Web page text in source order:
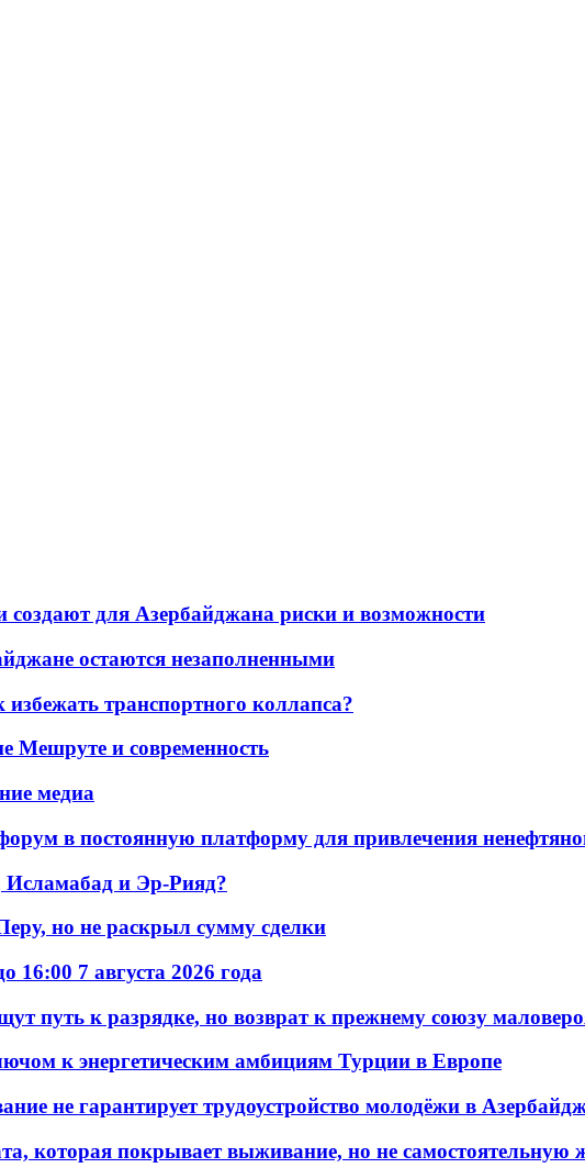
для Азербайджана риски и возможности
остаются незаполненными
транспортного коллапса?
Мешруте и современность
медиа
в постоянную платформу для привлечения
Исламабад и Эр-Рияд?
но не раскрыл сумму сделки
16:00 7 августа 2026 года
путь к разрядке, но возврат к прежнему союзу
к энергетическим амбициям Турции в Европе
не гарантирует трудоустройство молодёжи в
которая покрывает выживание, но не самостоятельную